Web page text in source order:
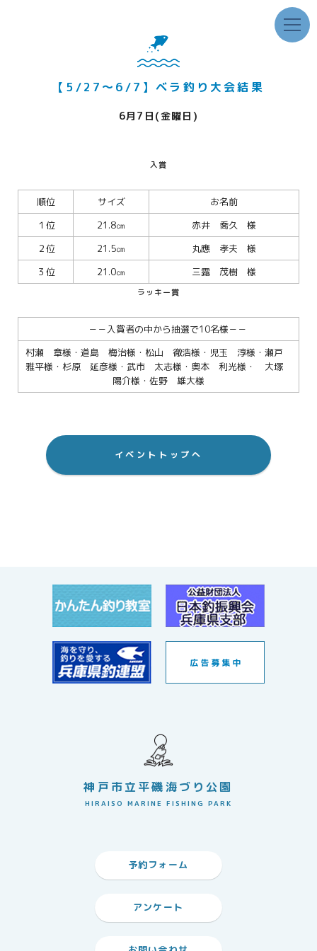
【5/27～6/7】ベラ釣り大会結果
6月7日(金曜日)
入賞
順位 サイズ
お名前
１位
21.8㎝
赤井 喬久 様
２位
21.5㎝
丸應 孝夫 様
３位
21.0㎝ 三露 茂樹 様
ラッキー賞
－－入賞者の中から抽選で10名様－－
村瀬 章様・道島 梅治様・松山 徹浩様・児玉 淳様・瀬戸
雅平様・杉原 延彦様・武市 太志様・奥本 利光様・ 大塚
陽介様・佐野 雄大様
イベントトップへ
神戸市立平磯海づり公園
HIRAISO MARINE FISHING PARK
予約フォーム
アンケート